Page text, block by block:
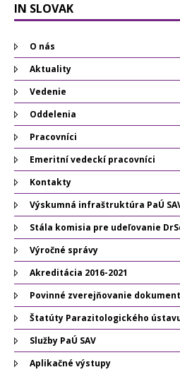
IN SLOVAK
O nás
Aktuality
Vedenie
Oddelenia
Pracovníci
Emeritní vedeckí pracovníci
Kontakty
Výskumná infraštruktúra PaÚ
Stála komisia pre udeľovanie
Výročné správy
Akreditácia 2016-2021
Povinné zverejňovanie
Štatúty Parazitologického ústavu
Služby PaÚ SAV
Aplikačné výstupy